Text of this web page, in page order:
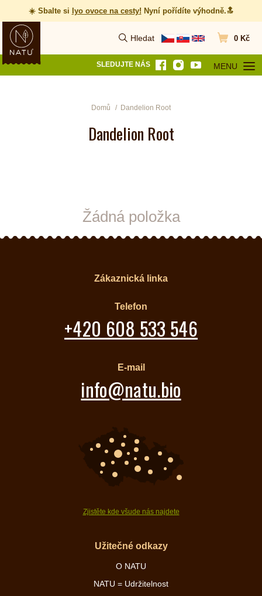
☀️ Sbalte si lyo ovoce na cesty! Nyní pořídíte výhodně.🔝
Hledat
Vyhledat Přejít do
0 Kč
SLEDUJTE NÁS MENU
OTEVŘÍT
Domů Dandelion Root
Dandelion Root
Žádná položka
Zákaznická linka
Telefon
+420 608 533 546
E-mail
info@natu.bio
Zjistěte kde všude nás najdete
Užitečné odkazy
O NATU
NATU = Udržitelnost